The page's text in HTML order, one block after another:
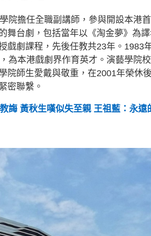
院擔任全職副講師，參與開設本港
舞台劇，包括當年以《淘金夢》為譯
戲劇課程，先後任教共23年。1983
為本港戲劇界作育英才。演藝學院
院師生愛戴與敬重，在2001年榮休
密聯繫。
誨 黃秋生嘆似失至親 王祖藍：永遠